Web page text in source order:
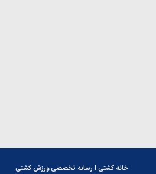
خانه کشتی | رسانه تخصصی ورزش کشتی